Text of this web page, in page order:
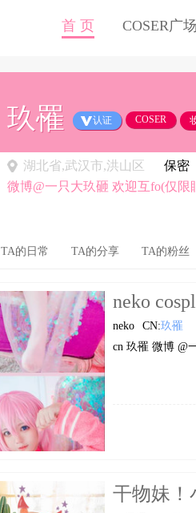
首 页 COSER广
玖罹 认证 COSER
湖北省,武汉市,洪山区
保密
微博@一只大玖砸 欢迎互fo(仅限
TA的日常 TA的分享 TA的粉丝
neko
neko CN:玖罹
cn 玖罹 微博 @
干物妹！